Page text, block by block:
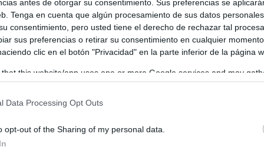
antes de otorgar su consentimiento. Sus preferencias se
Tenga en cuenta que algún procesamiento de sus datos
consentimiento, pero usted tiene el derecho de rechazar tal
sus preferencias o retirar su consentimiento en cualquier
clic en el botón "Privacidad" en la parte inferior de la página
that this website/app uses one or more Google services and may
but not limited to your visit or usage behaviour. You may
consent section.
Data Processing Opt Outs
opt-out of the Sharing of my personal data.
al acto de izado de las banderas de Europa, España y
las similitudes entre ambos países, ya que “somos
pero al mismo también los cambios y la innovación”,